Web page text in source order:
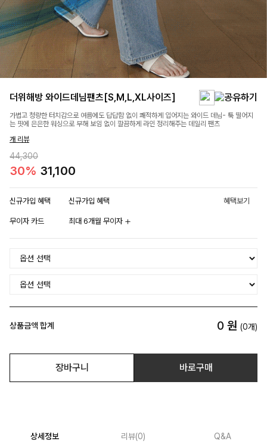
더위해방 와이드데님팬츠[S,M,L,XL사이즈]
가볍고 청량한 터치감으로 여름에도 답답함 없이 쾌적하게 입어지는 와이드 데님- 툭 떨어지
는 핏에 은은한 워싱으로 부해 보임 없이 깔끔하게 라인 정리해주는 데일리 팬츠
개 리뷰
44,300
30% 31,100
신규가입 혜택 신규가입 혜택 혜택보기
무이자 카드 최대 6개월 무이자
상품금액 합계 0 원 (0개)
장바구니 바로구매
상세정보 리뷰(0) Q&A